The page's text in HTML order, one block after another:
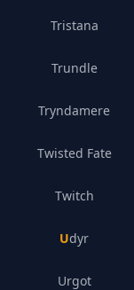
Tristana
Trundle
Tryndamere
Twisted Fate
Twitch
Udyr
Urgot